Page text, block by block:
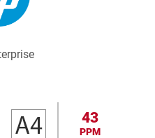
43
PPM